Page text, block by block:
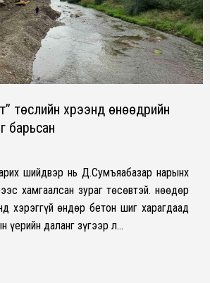
төслийн хүрээнд өнөөдрийн
барьсан
шийдвэр нь Д.Сумъяабазар нарынх
хамгаалсан зураг төсөвтэй. Өнөөдөр
хэрэггүй өндөр бетон шиг харагдаад
үерийн даланг зүгээр л…